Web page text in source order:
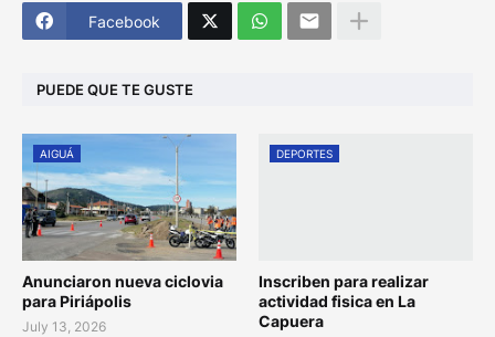
Facebook
PUEDE QUE TE GUSTE
AIGUÁ
Anunciaron nueva ciclovia
para Piriápolis
July 13, 2026
DEPORTES
Inscriben para realizar
actividad fisica en La
Capuera